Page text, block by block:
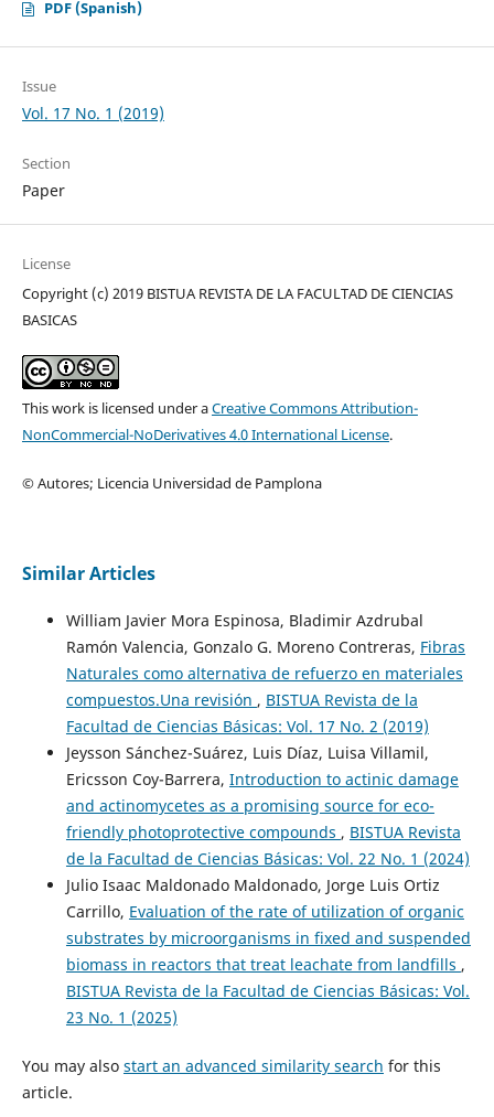
PDF (Spanish)
Issue
Vol. 17 No. 1 (2019)
Section
Paper
License
Copyright (c) 2019 BISTUA REVISTA DE LA FACULTAD DE CIENCIAS
BASICAS
This work is licensed under aCreative Commons Attribution-
NonCommercial-NoDerivatives 4.0 International License.
© Autores; Licencia Universidad de Pamplona
Similar Articles
William Javier Mora Espinosa, Bladimir Azdrubal
Ramón Valencia, Gonzalo G. Moreno Contreras, Fibras
Naturales como alternativa de refuerzo en materiales
compuestos.Una revisión , BISTUA Revista de la
Facultad de Ciencias Básicas: Vol. 17 No. 2 (2019)
Jeysson Sánchez-Suárez, Luis Díaz, Luisa Villamil,
Ericsson Coy-Barrera, Introduction to actinic damage
and actinomycetes as a promising source for eco-
friendly photoprotective compounds , BISTUA Revista
de la Facultad de Ciencias Básicas: Vol. 22 No. 1 (2024)
Julio Isaac Maldonado Maldonado, Jorge Luis Ortiz
Carrillo, Evaluation of the rate of utilization of organic
substrates by microorganisms in fixed and suspended
biomass in reactors that treat leachate from landfills ,
BISTUA Revista de la Facultad de Ciencias Básicas: Vol.
23 No. 1 (2025)
You may also start an advanced similarity search for this
article.